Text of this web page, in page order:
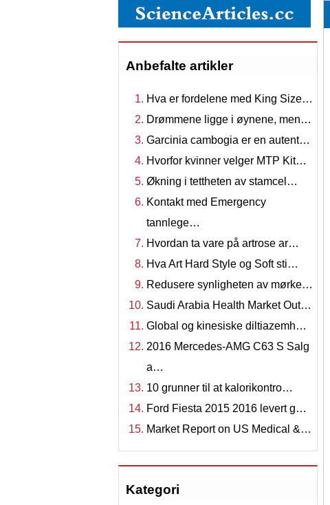
Anbefalte artikler
Hva er fordelene med King Size…
Drømmene ligge i øynene, men…
Garcinia cambogia er en autent…
Hvorfor kvinner velger MTP Kit…
Økning i tettheten av stamcel…
Kontakt med Emergency
tannlege…
Hvordan ta vare på artrose ar…
Hva Art Hard Style og Soft sti…
Redusere synligheten av mørke…
Saudi Arabia Health Market Out…
Global og kinesiske diltiazemh…
2016 Mercedes-AMG C63 S Salg
a…
10 grunner til at kalorikontro…
Ford Fiesta 2015 2016 levert g…
Market Report on US Medical &…
Kategori